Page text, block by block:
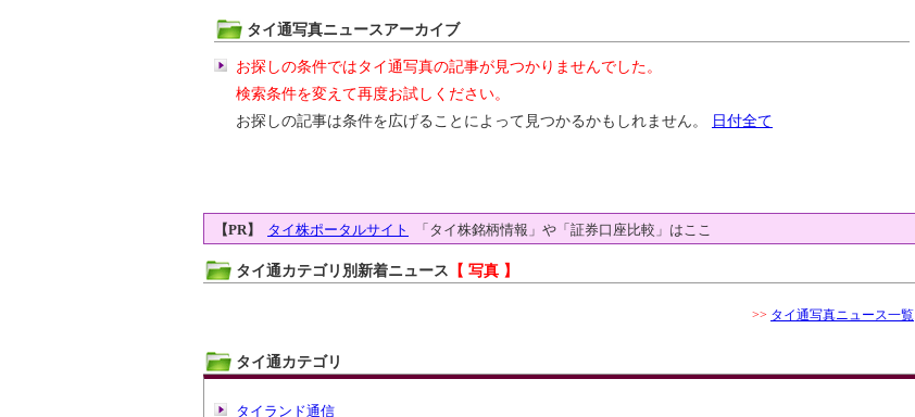
タイ通写真ニュースアーカイブ
お探しの条件ではタイ通写真の記事が見つかりませんでした。
検索条件を変えて再度お試しください。
お探しの記事は条件を広げることによって見つかるかもしれません。
日付全て
【PR】 タイ株ポータルサイト 「タイ株銘柄情報」や「証券口座比較」はここ
タイ通カテゴリ別新着ニュース 【 写真 】
>> タイ通写真ニュース一覧
タイ通カテゴリ
タイランド通信